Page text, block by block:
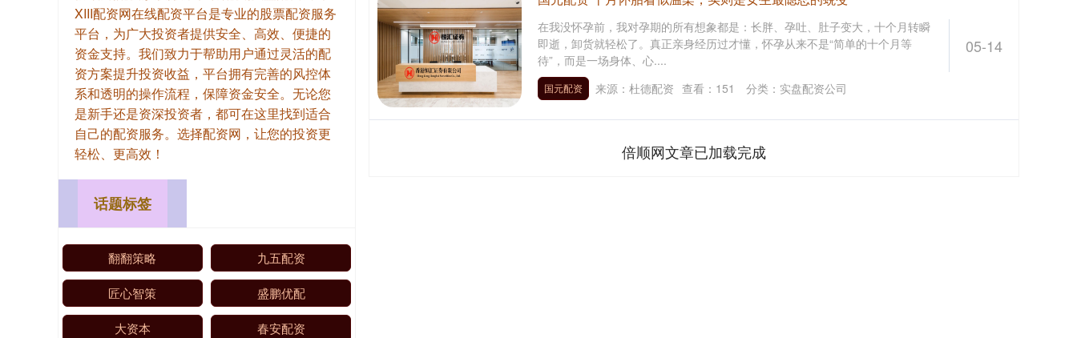
05-14
在我没怀孕前，我对孕期的所有想象都是：长胖、孕吐、肚子变大，十个月转瞬
即逝，卸货就轻松了。真正亲身经历过才懂，怀孕从来不是“简单的十个月等
待”，而是一场身体、心....
国元配资 来源：杜德配资 查看： 151 分类： 实盘配资公司
倍顺网文章已加载完成
XIII‌配资网在线配资平台是专业的股票配资服务
平台，为广大投资者提供安全、高效、便捷的
资金支持。我们致力于帮助用户通过灵活的配
资方案提升投资收益，平台拥有完善的风控体
系和透明的操作流程，保障资金安全。无论您
是新手还是资深投资者，都可在这里找到适合
自己的配资服务。选择配资网，让您的投资更
轻松、更高效！
话题标签
翻翻策略 九五配资
匠心智策 盛鹏优配
大资本 春安配资